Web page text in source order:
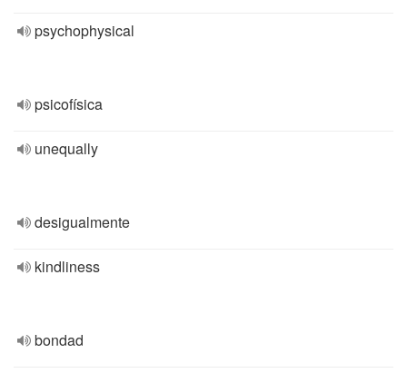
psychophysical
psicofísica
unequally
desigualmente
kindliness
bondad